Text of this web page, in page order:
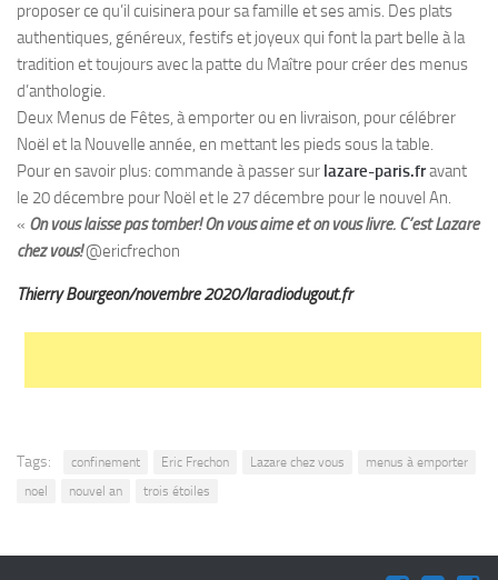
proposer ce qu’il cuisinera pour sa famille et ses amis. Des plats
authentiques, généreux, festifs et joyeux qui font la part belle à la
tradition et toujours avec la patte du Maître pour créer des menus
d’anthologie.
Deux Menus de Fêtes, à emporter ou en livraison, pour célébrer
Noël et la Nouvelle année, en mettant les pieds sous la table.
Pour en savoir plus: commande à passer sur lazare-paris.fravant
le 20 décembre pour Noël et le 27 décembre pour le nouvel An.
« On vous laisse pas tomber! On vous aime et on vous livre. C’est Lazare
chez vous!@ericfrechon
Thierry Bourgeon/novembre 2020/laradiodugout.fr
Tags: confinement Eric Frechon Lazare chez vous
menus à emporter
noel
nouvel an trois étoiles